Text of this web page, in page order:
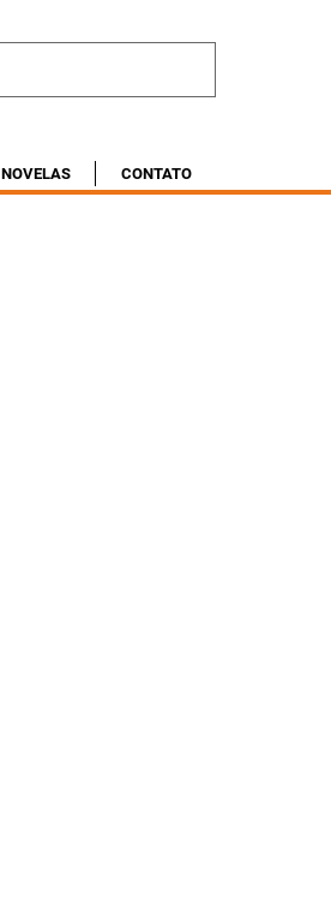
NOVELAS CONTATO